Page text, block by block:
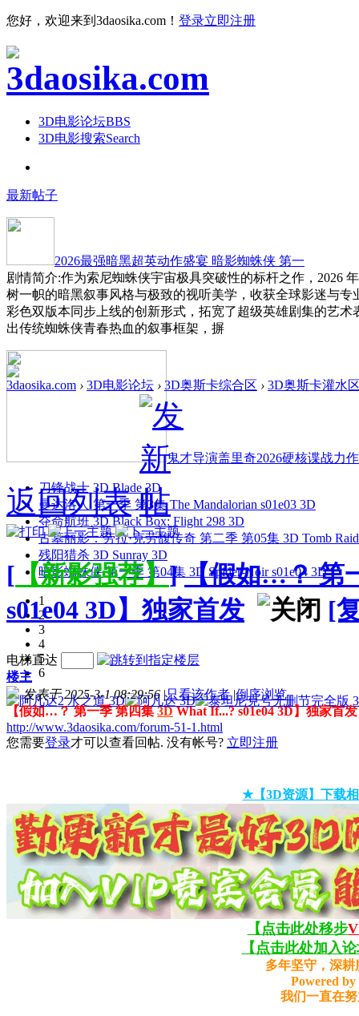
您好，欢迎来到3daosika.com！ 登录立即注册
3D电影论坛BBS
3D电影搜索Search
最新帖子
2026最强暗黑超英动作盛宴 暗影蜘蛛侠 第一
剧情简介:作为索尼蜘蛛侠宇宙极具突破性的标杆之作，2026
树一帜的暗黑叙事风格与极致的视听美学，收获全球影迷与
彩色双版本同步上线的创新形式，拓宽了超级英雄剧集的艺
出传统蜘蛛侠青春热血的叙事框架，摒
鬼才导演盖里奇2026硬核谍战力
刀锋战士 3D Blade 3D
曼达洛人 第一季 第3集 The Mandalorian s01e03 3D
夺命航班 3D Black Box: Flight 298 3D
古墓丽影：劳拉·克劳馥传奇 第二季 第05集 3D Tomb
残阳猎杀 3D Sunray 3D
暗影蜘蛛侠 第一季 第04集 3D Spider-Noir s01e04 3D
1
2
3
4
5
6
3daosika.com › 3D电影论坛 › 3D奥斯卡综合区 › 3D奥斯卡灌水
返回列表
[ 【新影强荐】] 【假如…？ 第
s01e04 3D】独家首发
[
电梯直达
楼主
发表于 2025-3-1 08:29:56 |只看该作者 |倒序浏览
【假如…？ 第一季 第四集3DWhat If...? s01e04 3D】独家首发
http://www.3daosika.com/forum-51-1.html
您需要登录才可以查看回帖. 没有帐号? 立即注册
★【3D资源】下载
【点击此处移步
【点击此处加入
多年坚守，深
Powered by
我们一直在